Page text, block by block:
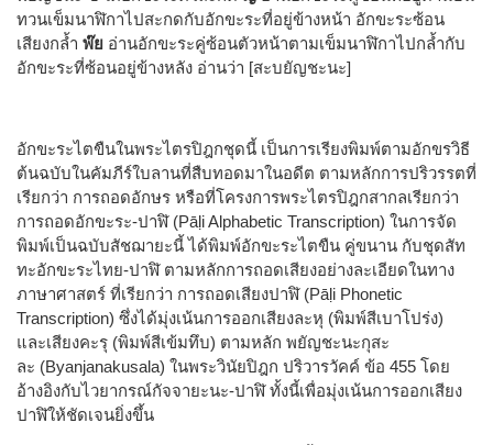
ทวนเข็มนาฬิกาไปสะกดกับอักขะระที่อยู่ข้างหน้า อักขะระซ้อน
เสียงกล้ำ พ๊ย อ่านอักขะระคู่ซ้อนตัวหน้าตามเข็มนาฬิกาไปกล้ำกับ
อักขะระที่ซ้อนอยู่ข้างหลัง อ่านว่า [สะบยัญชะนะ]
อักขะระไตขืนในพระไตรปิฎกชุดนี้ เป็นการเรียงพิมพ์ตามอักขรวิธี
ต้นฉบับในคัมภีร์ใบลานที่สืบทอดมาในอดีต ตามหลักการปริวรรตที่
เรียกว่า การถอดอักษร หรือที่โครงการพระไตรปิฎกสากลเรียกว่า
การถอดอักขะระ-ปาฬิ (Pāḷi Alphabetic Transcription) ในการจัด
พิมพ์เป็นฉบับสัชฌายะนี้ ได้พิมพ์อักขะระไตขืน คู่ขนาน กับชุดสัท
ทะอักขะระไทย-ปาฬิ ตามหลักการถอดเสียงอย่างละเอียดในทาง
ภาษาศาสตร์ ที่เรียกว่า การถอดเสียงปาฬิ (Pāḷi Phonetic
Transcription) ซึ่งได้มุ่งเน้นการออกเสียงละหุ (พิมพ์สีเบาโปร่ง)
และเสียงคะรุ (พิมพ์สีเข้มทึบ) ตามหลัก พยัญชะนะกุสะ
ละ (Byanjanakusala) ในพระวินัยปิฎก ปริวารวัคค์ ข้อ 455 โดย
อ้างอิงกับไวยากรณ์กัจจายะนะ-ปาฬิ ทั้งนี้เพื่อมุ่งเน้นการออกเสียง
ปาฬิให้ชัดเจนยิ่งขึ้น